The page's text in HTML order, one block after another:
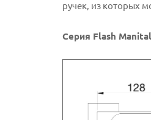
ручек, из которых
Серия Flash